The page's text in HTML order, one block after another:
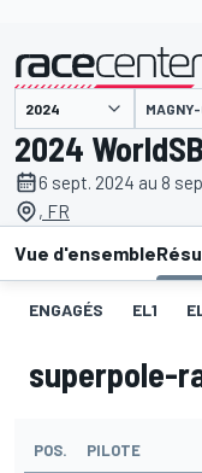
présenté par
2024
6 sept. 2024 au 8
, FR
Vue d'ensemble
ENGAGÉS EL1
superpole-
POS. PILOTE